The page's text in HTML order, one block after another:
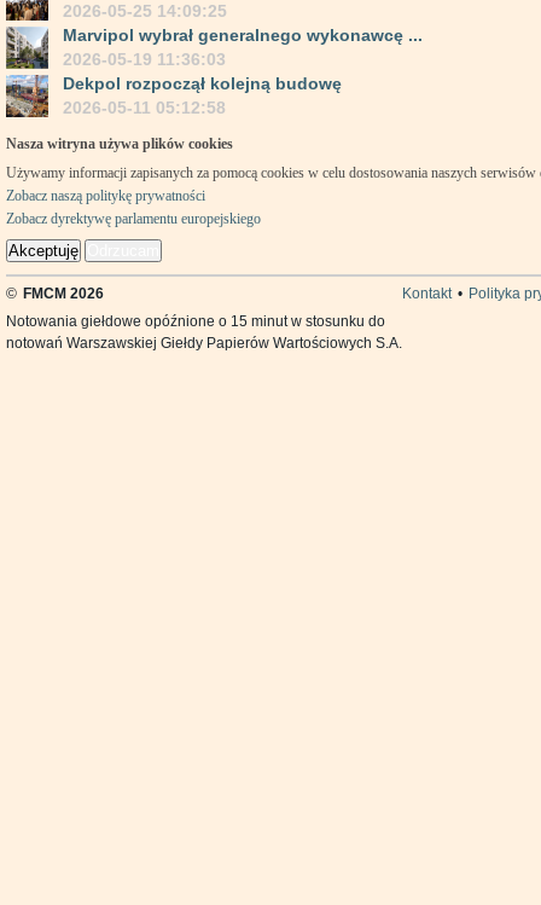
2026-05-25 14:09:25
Marvipol wybrał generalnego wykonawcę ...
2026-05-19 11:36:03
Dekpol rozpoczął kolejną budowę
2026-05-11 05:12:58
Nasza witryna używa plików cookies
Używamy informacji zapisanych za pomocą cookies w celu dostosowania naszych
Zobacz naszą politykę prywatności
Zobacz dyrektywę parlamentu europejskiego
Akceptuję
© FMCM 2026 Kontakt • Polityka
Notowania giełdowe opóźnione o 15 minut w stosunku do
notowań Warszawskiej Giełdy Papierów Wartościowych S.A.